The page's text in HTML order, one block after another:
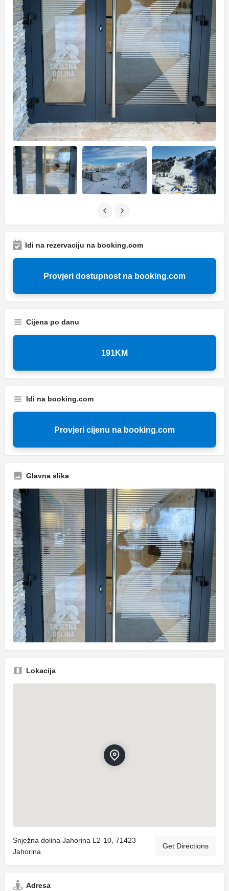
Idi na rezervaciju na booking.com
Provjeri dostupnost na booking.com
Cijena po danu
191KM
Idi na booking.com
Provjeri cijenu na booking.com
Glavna slika
Lokacija
Snježna dolina Jahorina L2-10, 71423
Jahorina
Get Directions
Adresa